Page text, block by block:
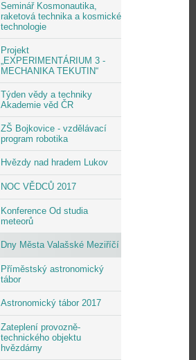
Seminář Kosmonautika,
raketová technika a kosmické
technologie
Projekt
„EXPERIMENTÁRIUM 3 -
MECHANIKA TEKUTIN“
Týden vědy a techniky
Akademie věd ČR
ZŠ Bojkovice - vzdělávací
program robotika
Hvězdy nad hradem Lukov
NOC VĚDCŮ 2017
Konference Od studia
meteorů
Dny Města Valašské Meziříčí
Příměstský astronomický
tábor
Astronomický tábor 2017
Zateplení provozně-
technického objektu
hvězdárny